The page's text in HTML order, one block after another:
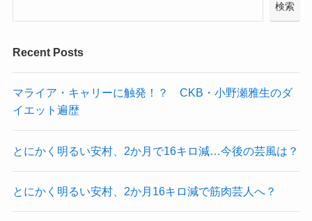
検索
Recent Posts
マライア・キャリーに触発！？ CKB・小野瀬雅生のダ
イエット遍歴
とにかく明るい安村、2か月で16キロ減…今後の芸風は？
とにかく明るい安村、2か月16キロ減で筋肉芸人へ？